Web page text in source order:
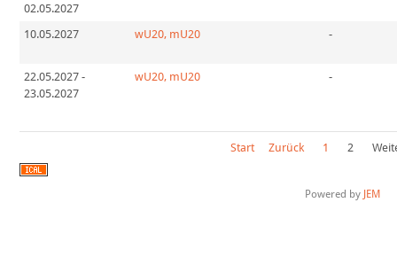
02.05.2027
10.05.2027 wU20, mU20 -
22.05.2027 -
23.05.2027
wU20, mU20 -
Start Zurück 1 2
Powered by JEM